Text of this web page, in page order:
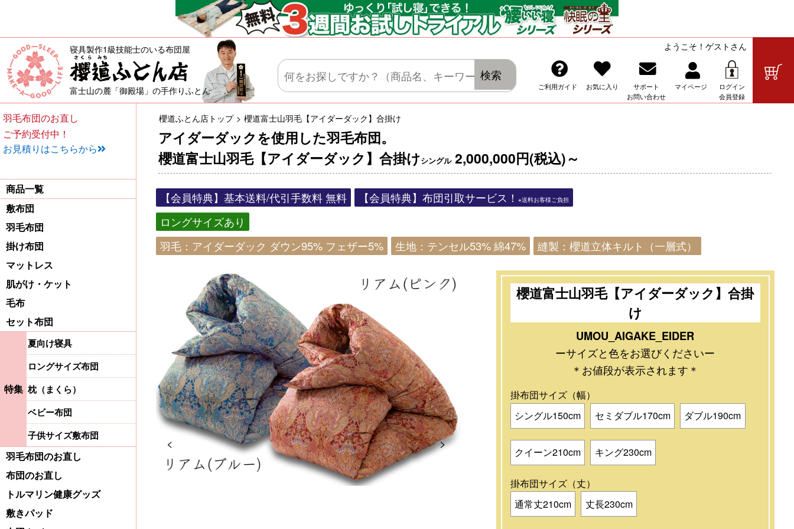
櫻道富士山羽毛【アイダーダック】合掛けシングル2,000,000円(税込)～
アイダーダックを使用した羽毛布団。
敷布団・掛け布団・羽毛布団・マットレス・肌がけ・毛布・セット布団の販売
寝具製作1級技能士のいる布団屋
富士山の麓「御殿場」の手作りふとん
ようこそ！ゲストさん
ご利用ガイド お気に入り
サポート
お問い合わせ
マイページ
ログイン
会員登録
検索
櫻道ふとん店トップ 櫻道富士山羽毛【アイダーダック】合掛け
【会員特典】基本送料/代引手数料 無料 【会員特典】布団引取サービス！※送料お客様ご負担
ロングサイズあり
羽毛：アイダーダック ダウン95% フェザー5%
生地：テンセル53% 綿47% 縫製：櫻道立体キルト（一層式）
Previous Next
櫻道富士山羽毛【アイダーダック】合掛
け
UMOU_AIGAKE_EIDER
ーサイズと色をお選びくださいー
＊お値段が表示されます＊
掛布団サイズ（幅）
シングル150cm
セミダブル170cm ダブル190cm
クイーン210cm キング230cm
掛布団サイズ（丈）
通常丈210cm
丈長230cm
羽毛布団のお直し
ご予約受付中！
お見積りはこちらから
商品一覧
敷布団
羽毛布団
掛け布団
マットレス
肌がけ・ケット
毛布
セット布団
特集
夏向け寝具
ロングサイズ布団
枕（まくら）
ベビー布団
子供サイズ敷布団
羽毛布団のお直し
布団のお直し
トルマリン健康グッズ
敷きパッド